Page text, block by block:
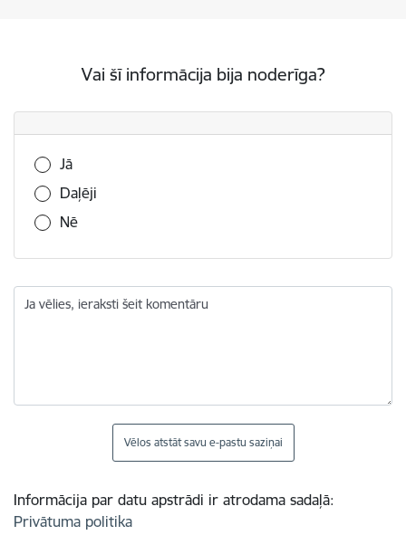
Vai šī informācija bija noderīga?
Vai šī informācija bija noderīga?
Jā
Daļēji
Nē
Ja vēlies, ieraksti šeit komentāru
Vēlos atstāt savu e-pastu saziņai
Informācija par datu apstrādi ir atrodama sadaļā:
Privātuma politika